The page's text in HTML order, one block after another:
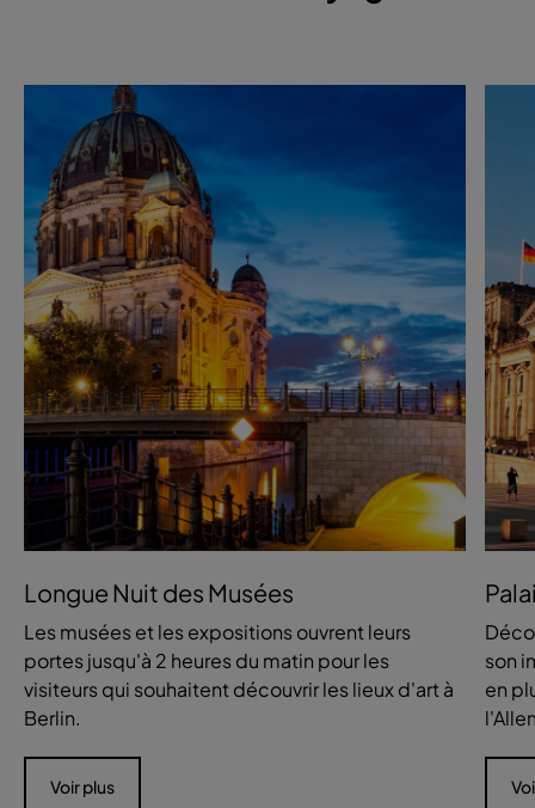
Longue Nuit des Musées
Les musées et les expositions ouvrent leurs
portes jusqu'à 2 heures du matin pour les
visiteurs qui souhaitent découvrir les lieux d'art à
Berlin.
Voir plus
son
en